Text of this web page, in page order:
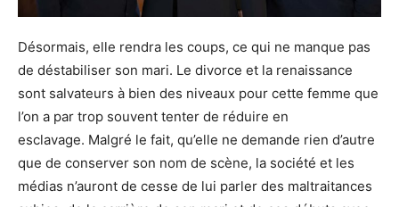
Désormais, elle rendra les coups, ce qui ne manque pas
de déstabiliser son mari. Le divorce et la renaissance
sont salvateurs à bien des niveaux pour cette femme que
l’on a par trop souvent tenter de réduire en
esclavage. Malgré le fait, qu’elle ne demande rien d’autre
que de conserver son nom de scène, la société et les
médias n’auront de cesse de lui parler des maltraitances